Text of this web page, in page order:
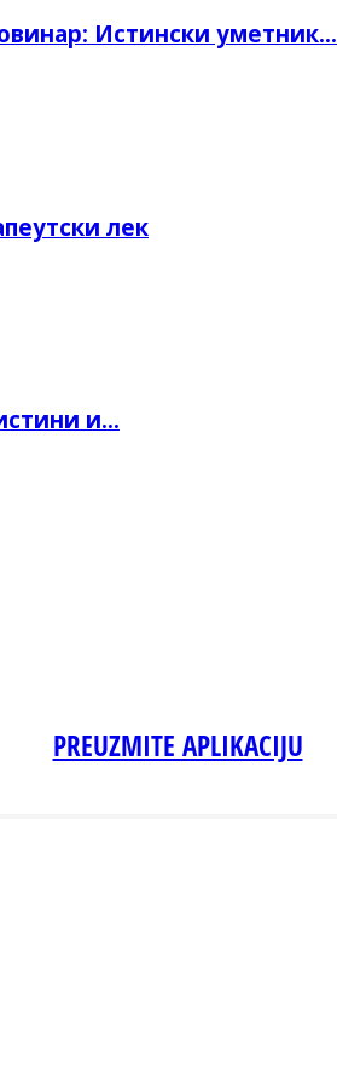
Истински уметник...
лек
и...
PREUZMITE APLIKACIJU